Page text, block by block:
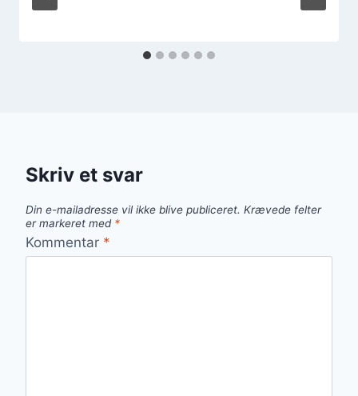
Skriv et svar
Din e-mailadresse vil ikke blive publiceret. Krævede felter
er markeret med *
Kommentar *